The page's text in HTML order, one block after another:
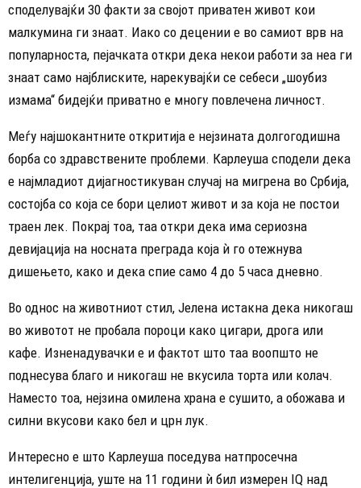
споделувајќи 30 факти за својот приватен живот кои
малкумина ги знаат. Иако со децении е во самиот врв на
популарноста, пејачката откри дека некои работи за неа ги
знаат само најблиските, нарекувајќи се себеси „шоубиз
измама“ бидејќи приватно е многу повлечена личност.
Меѓу најшокантните откритија е нејзината долгогодишна
борба со здравствените проблеми. Карлеуша сподели дека
е најмладиот дијагностикуван случај на мигрена во Србија,
состојба со која се бори целиот живот и за која не постои
траен лек. Покрај тоа, таа откри дека има сериозна
девијација на носната преграда која ѝ го отежнува
дишењето, како и дека спие само 4 до 5 часа дневно.
Во однос на животниот стил, Јелена истакна дека никогаш
во животот не пробала пороци како цигари, дрога или
кафе. Изненадувачки е и фактот што таа воопшто не
поднесува благо и никогаш не вкусила торта или колач.
Наместо тоа, нејзина омилена храна е сушито, а обожава и
силни вкусови како бел и црн лук.
Интересно е што Карлеуша поседува натпросечна
интелигенција, уште на 11 години ѝ бил измерен IQ над